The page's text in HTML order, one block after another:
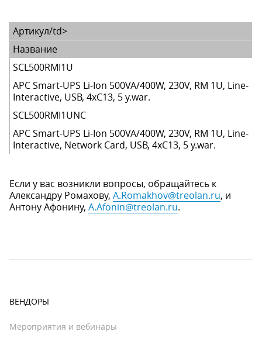
Артикул/td>
Название
SCL500RMI1U
APC Smart-UPS Li-Ion 500VA/400W, 230V, RM 1U, Line-
Interactive, USB, 4xC13, 5 y.war.
SCL500RMI1UNC
APC Smart-UPS Li-Ion 500VA/400W, 230V, RM 1U, Line-
Interactive, Network Card, USB, 4xC13, 5 y.war.
Если у вас возникли вопросы, обращайтесь к
Александру Ромахову, A.Romakhov@treolan.ru, и
Антону Афонину, A.Afonin@treolan.ru.
ВЕНДОРЫ
Мероприятия и вебинары